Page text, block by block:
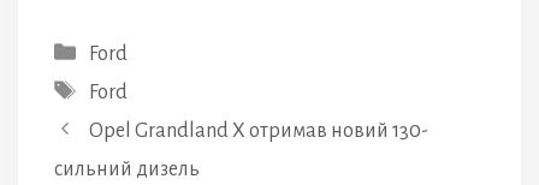
Категорії
Ford
Позначки
Ford
Opel Grandland X отримав новий 130-
сильний дизель